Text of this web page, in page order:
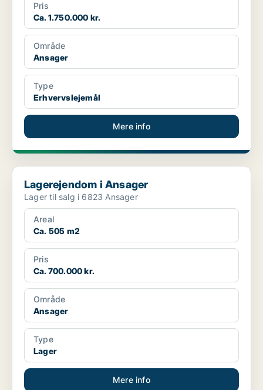
Pris
Ca. 1.750.000 kr.
Område
Ansager
Type
Erhvervslejemål
Mere info
Lagerejendom i Ansager
Lagerejendom i Ansager
Lager til salg i 6823 Ansager
Areal
Ca. 505 m2
Pris
Ca. 700.000 kr.
Område
Ansager
Type
Lager
Mere info